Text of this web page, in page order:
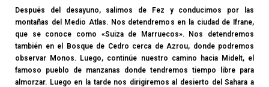
Después del desayuno, salimos de Fez y conducimos por las
montañas del Medio Atlas. Nos detendremos en la ciudad de Ifrane,
que se conoce como «Suiza de Marruecos». Nos detendremos
también en el Bosque de Cedro cerca de Azrou, donde podremos
observar Monos. Luego, continúe nuestro camino hacia Midelt, el
famoso pueblo de manzanas donde tendremos tiempo libre para
almorzar. Luego en la tarde nos dirigiremos al desierto del Sahara a